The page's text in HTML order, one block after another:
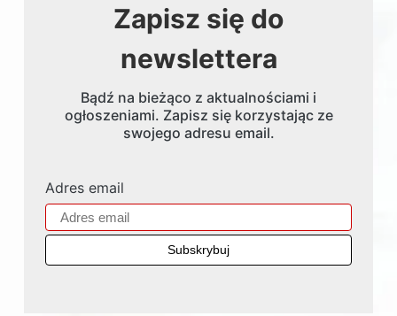
Zapisz się do
newslettera
Bądź na bieżąco z aktualnościami i
ogłoszeniami. Zapisz się korzystając ze
swojego adresu email.
Adres email